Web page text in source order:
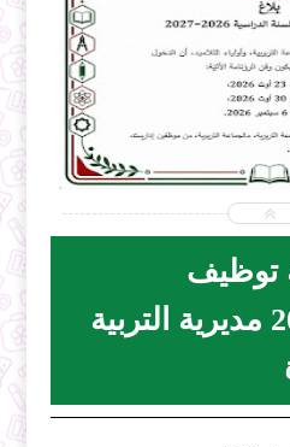
توظيف
الأساتذة 2015 مديرية التربية